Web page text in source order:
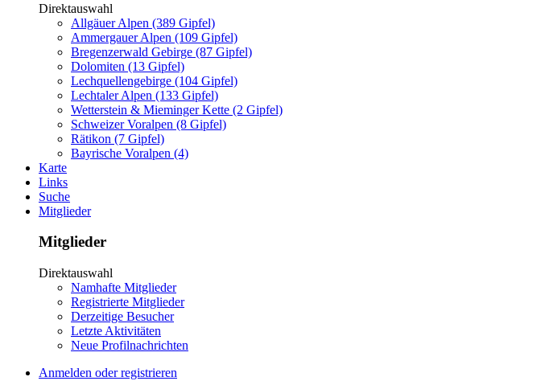
Direktauswahl
Allgäuer Alpen (389 Gipfel)
Ammergauer Alpen (109 Gipfel)
Bregenzerwald Gebirge (87 Gipfel)
Dolomiten (13 Gipfel)
Lechquellengebirge (104 Gipfel)
Lechtaler Alpen (133 Gipfel)
Wetterstein & Mieminger Kette (2 Gipfel)
Schweizer Voralpen (8 Gipfel)
Rätikon (7 Gipfel)
Bayrische Voralpen (4)
Karte
Links
Suche
Mitglieder
Mitglieder
Direktauswahl
Namhafte Mitglieder
Registrierte Mitglieder
Derzeitige Besucher
Letzte Aktivitäten
Neue Profilnachrichten
Anmelden oder registrieren